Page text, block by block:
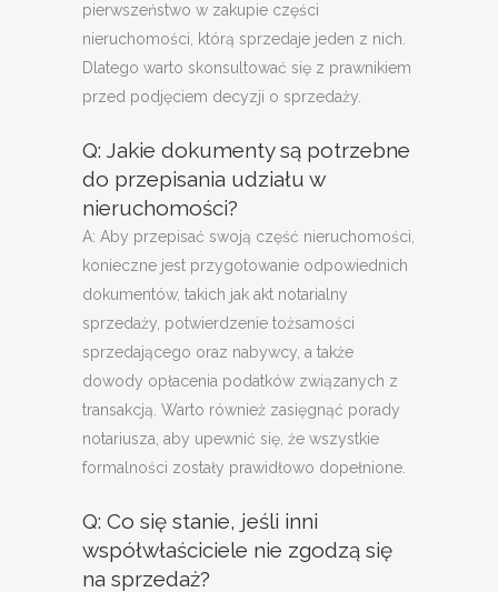
pierwszeństwo w zakupie części
nieruchomości, którą sprzedaje jeden z nich.
Dlatego warto skonsultować się z prawnikiem
przed podjęciem decyzji o sprzedaży.
Q: Jakie dokumenty są potrzebne
do przepisania udziału w
nieruchomości?
A: Aby przepisać swoją część nieruchomości,
konieczne jest przygotowanie odpowiednich
dokumentów, takich jak akt notarialny
sprzedaży, potwierdzenie tożsamości
sprzedającego oraz nabywcy, a także
dowody opłacenia podatków związanych z
transakcją. Warto również zasięgnąć porady
notariusza, aby upewnić się, że wszystkie
formalności zostały prawidłowo dopełnione.
Q: Co się stanie, jeśli inni
współwłaściciele nie zgodzą się
na sprzedaż?